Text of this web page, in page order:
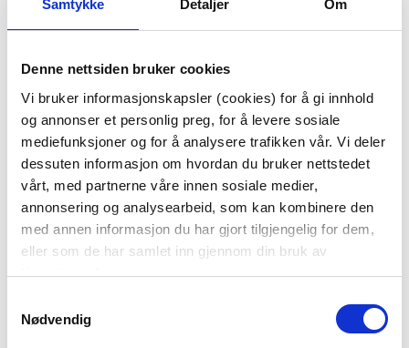
Samtykke Detaljer Om
Denne nettsiden bruker cookies
Vi bruker informasjonskapsler (cookies) for å gi innhold
og annonser et personlig preg, for å levere sosiale
mediefunksjoner og for å analysere trafikken vår. Vi deler
dessuten informasjon om hvordan du bruker nettstedet
vårt, med partnerne våre innen sosiale medier,
annonsering og analysearbeid, som kan kombinere den
med annen informasjon du har gjort tilgjengelig for dem,
eller som de har samlet inn gjennom din bruk av
tjenestene deres.
Nødvendig
er å ha gode prinsipper for utviklingen av vår
leverandørkjede.
Alle våre leverandører og samarbeidspartnere skal:
Følge våre retningslinjer for leverandører,
herunder denne policyen,
våre etiske
Forsikre seg om at eventuelle underleverandører